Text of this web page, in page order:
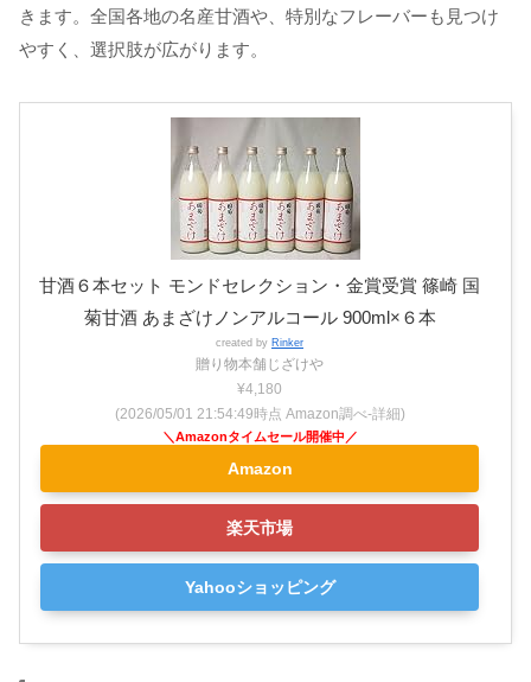
きます。全国各地の名産甘酒や、特別なフレーバーも見つけ
やすく、選択肢が広がります。
甘酒６本セット モンドセレクション・金賞受賞 篠崎 国
菊甘酒 あまざけノンアルコール 900ml×６本
created by Rinker
贈り物本舗じざけや
¥4,180
(2026/05/01 21:54:49時点 Amazon調べ-詳細)
Amazon
楽天市場
Yahooショッピング